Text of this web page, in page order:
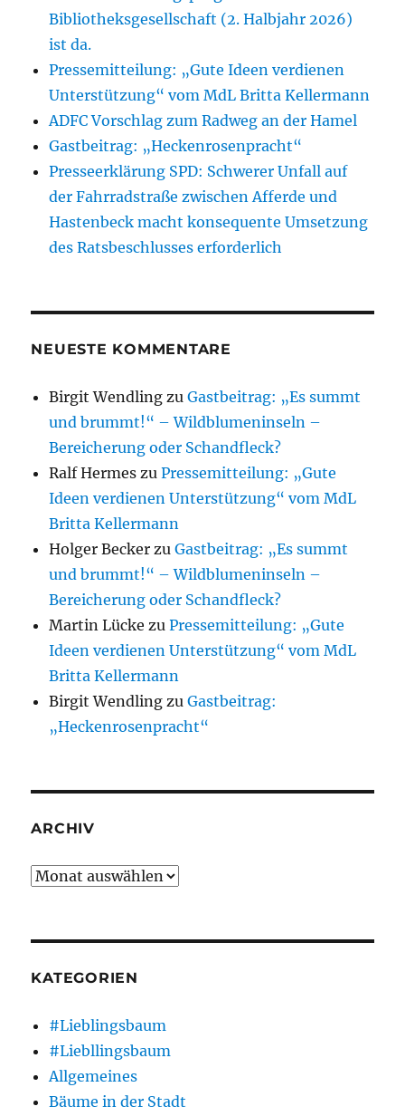
Bibliotheksgesellschaft (2. Halbjahr 2026)
ist da.
Pressemitteilung: „Gute Ideen verdienen
Unterstützung“ vom MdL Britta Kellermann
ADFC Vorschlag zum Radweg an der Hamel
Gastbeitrag: „Heckenrosenpracht“
Presseerklärung SPD: Schwerer Unfall auf
der Fahrradstraße zwischen Afferde und
Hastenbeck macht konsequente Umsetzung
des Ratsbeschlusses erforderlich
NEUESTE KOMMENTARE
Birgit Wendling zuGastbeitrag: „Es summt
und brummt!“ – Wildblumeninseln –
Bereicherung oder Schandfleck?
Ralf Hermes zuPressemitteilung: „Gute
Ideen verdienen Unterstützung“ vom MdL
Britta Kellermann
Holger Becker zuGastbeitrag: „Es summt
und brummt!“ – Wildblumeninseln –
Bereicherung oder Schandfleck?
Martin Lücke zuPressemitteilung: „Gute
Ideen verdienen Unterstützung“ vom MdL
Britta Kellermann
Birgit Wendling zuGastbeitrag:
„Heckenrosenpracht“
ARCHIV
Archiv
KATEGORIEN
#Lieblingsbaum
#Liebllingsbaum
Allgemeines
Bäume in der Stadt